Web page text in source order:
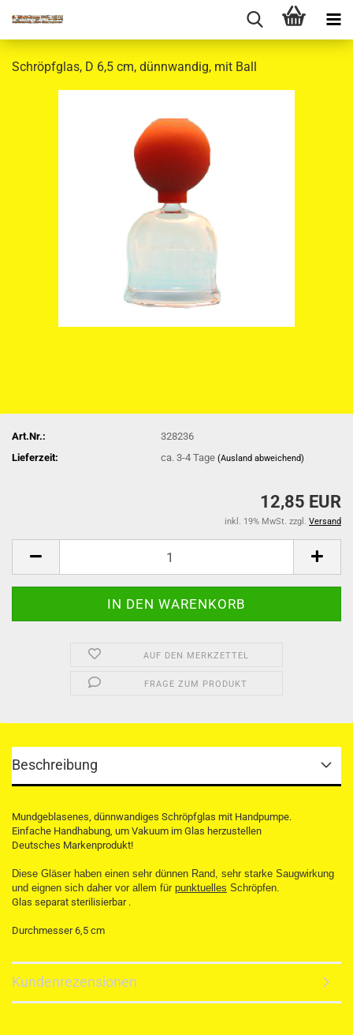
Schröpfglas, D 6,5 cm, dünnwandig, mit Ball
Art.Nr.:
328236
Lieferzeit:
ca. 3-4 Tage(Ausland abweichend)
12,85 EUR
inkl. 19% MwSt. zzgl. Versand
AUF DEN MERKZETTEL
FRAGE ZUM PRODUKT
Beschreibung
Mundgeblasenes, dünnwandiges Schröpfglas mit Handpumpe.
Einfache Handhabung, um Vakuum im Glas herzustellen
Deutsches Markenprodukt!
Diese Gläser haben einen sehr dünnen Rand, sehr starke Saugwirkung
und eignen sich daher vor allem für punktuelles Schröpfen.
Glas separat sterilisierbar .
Durchmesser 6,5 cm
Kundenrezensionen